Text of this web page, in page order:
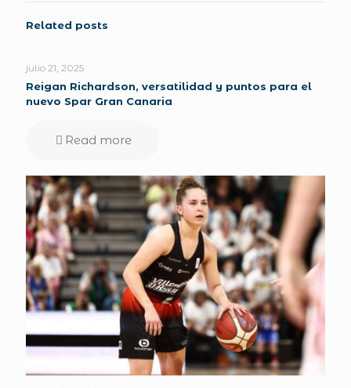
Related posts
julio 21, 2025
Reigan Richardson, versatilidad y puntos para el
nuevo Spar Gran Canaria
Read more